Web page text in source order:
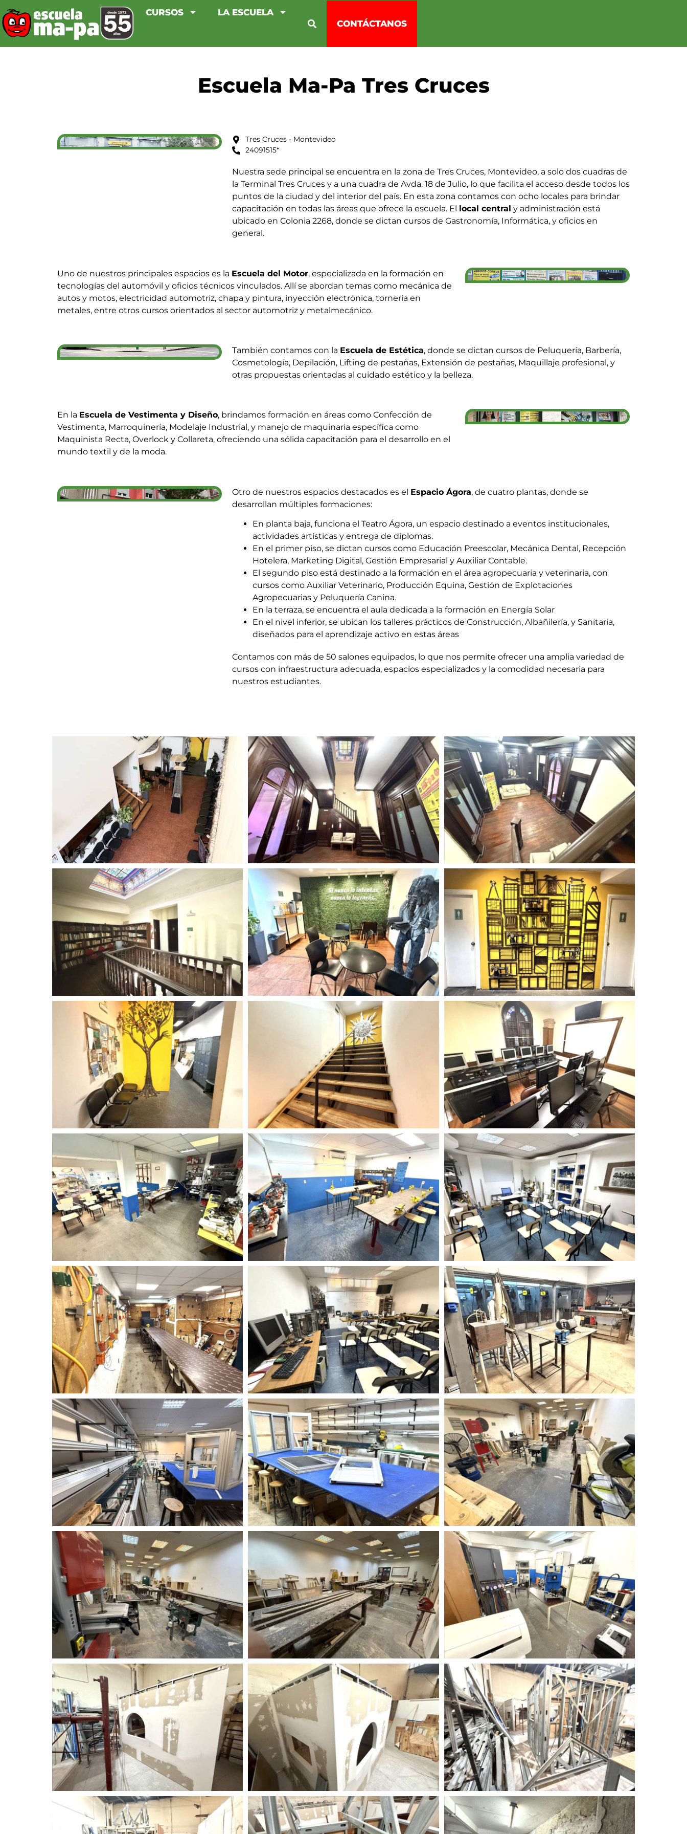
CURSOS
LA ESCUELA
CONTÁCTANOS
Escuela Ma-Pa Tres Cruces
Tres Cruces - Montevideo
24091515*
Nuestra sede principal se encuentra en la zona de Tres Cruces, Montevideo, a solo dos cuadras de
la Terminal Tres Cruces y a una cuadra de Avda. 18 de Julio, lo que facilita el acceso desde todos los
puntos de la ciudad y del interior del país. En esta zona contamos con ocho locales para brindar
capacitación en todas las áreas que ofrece la escuela. El local central y administración está
ubicado en Colonia 2268, donde se dictan cursos de Gastronomía, Informática, y oficios en
general.
Uno de nuestros principales espacios es la Escuela del Motor, especializada en la formación en
tecnologías del automóvil y oficios técnicos vinculados. Allí se abordan temas como mecánica de
autos y motos, electricidad automotriz, chapa y pintura, inyección electrónica, tornería en
metales, entre otros cursos orientados al sector automotriz y metalmecánico.
También contamos con la Escuela de Estética, donde se dictan cursos de Peluquería, Barbería,
Cosmetología, Depilación, Lifting de pestañas, Extensión de pestañas, Maquillaje profesional, y
otras propuestas orientadas al cuidado estético y la belleza.
En la Escuela de Vestimenta y Diseño, brindamos formación en áreas como Confección de
Vestimenta, Marroquinería, Modelaje Industrial, y manejo de maquinaria específica como
Maquinista Recta, Overlock y Collareta, ofreciendo una sólida capacitación para el desarrollo en el
mundo textil y de la moda.
Otro de nuestros espacios destacados es el Espacio Ágora, de cuatro plantas, donde se
desarrollan múltiples formaciones:
En planta baja, funciona el Teatro Ágora, un espacio destinado a eventos institucionales,
actividades artísticas y entrega de diplomas.
En el primer piso, se dictan cursos como Educación Preescolar, Mecánica Dental, Recepción
Hotelera, Marketing Digital, Gestión Empresarial y Auxiliar Contable.
El segundo piso está destinado a la formación en el área agropecuaria y veterinaria, con
cursos como Auxiliar Veterinario, Producción Equina, Gestión de Explotaciones
Agropecuarias y Peluquería Canina.
En la terraza, se encuentra el aula dedicada a la formación en Energía Solar
En el nivel inferior, se ubican los talleres prácticos de Construcción, Albañilería, y Sanitaria,
diseñados para el aprendizaje activo en estas áreas
Contamos con más de 50 salones equipados, lo que nos permite ofrecer una amplia variedad de
cursos con infraestructura adecuada, espacios especializados y la comodidad necesaria para
nuestros estudiantes.